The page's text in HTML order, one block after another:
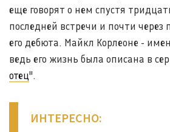
еще говорят о нем спустя
последней встречи и почти через
его дебюта. Майкл Корлеоне -
ведь его жизнь была описана в
отец".
ИНТЕРЕСНО: